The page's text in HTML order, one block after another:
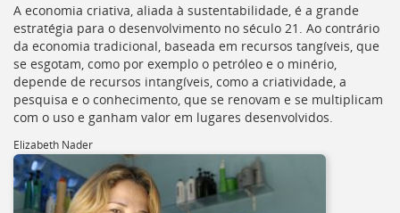
A economia criativa, aliada à sustentabilidade, é a grande
estratégia para o desenvolvimento no século 21. Ao contrário
da economia tradicional, baseada em recursos tangíveis, que
se esgotam, como por exemplo o petróleo e o minério,
depende de recursos intangíveis, como a criatividade, a
pesquisa e o conhecimento, que se renovam e se multiplicam
com o uso e ganham valor em lugares desenvolvidos.
Elizabeth Nader